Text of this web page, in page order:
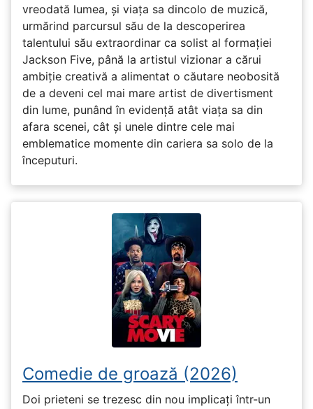
vreodată lumea, și viața sa dincolo de muzică,
urmărind parcursul său de la descoperirea
talentului său extraordinar ca solist al formației
Jackson Five, până la artistul vizionar a cărui
ambiție creativă a alimentat o căutare neobosită
de a deveni cel mai mare artist de divertisment
din lume, punând în evidență atât viața sa din
afara scenei, cât și unele dintre cele mai
emblematice momente din cariera sa solo de la
începuturi.
Comedie de groază (2026)
Doi prieteni se trezesc din nou implicați într-un